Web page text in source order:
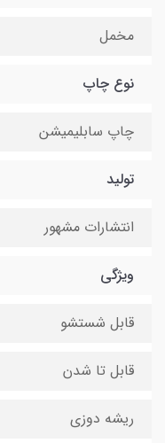
مخمل
نوع چاپ
چاپ سابلیمیشن
تولید
انتشارات مشهور
ویژگی
قابل شستشو
قابل تا شدن
ریشه دوزی